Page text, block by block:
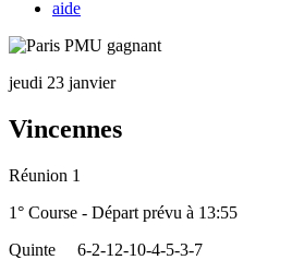
aide
jeudi 23 janvier
Vincennes
Réunion 1
1° Course - Départ prévu à 13:55
Quinte
6-2-12-10-4-5-3-7